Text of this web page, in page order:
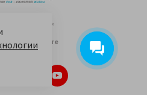
«Ваш матрас»
Яндекс.Маркете